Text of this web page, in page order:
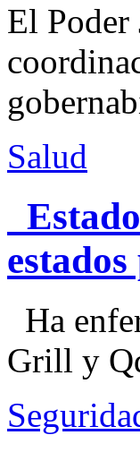
El Poder
Salud
Ha
Grill y